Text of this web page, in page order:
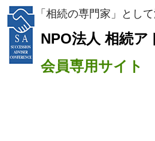
「相続の専門家」とし
NPO法人 相続ア
会員専用サイト